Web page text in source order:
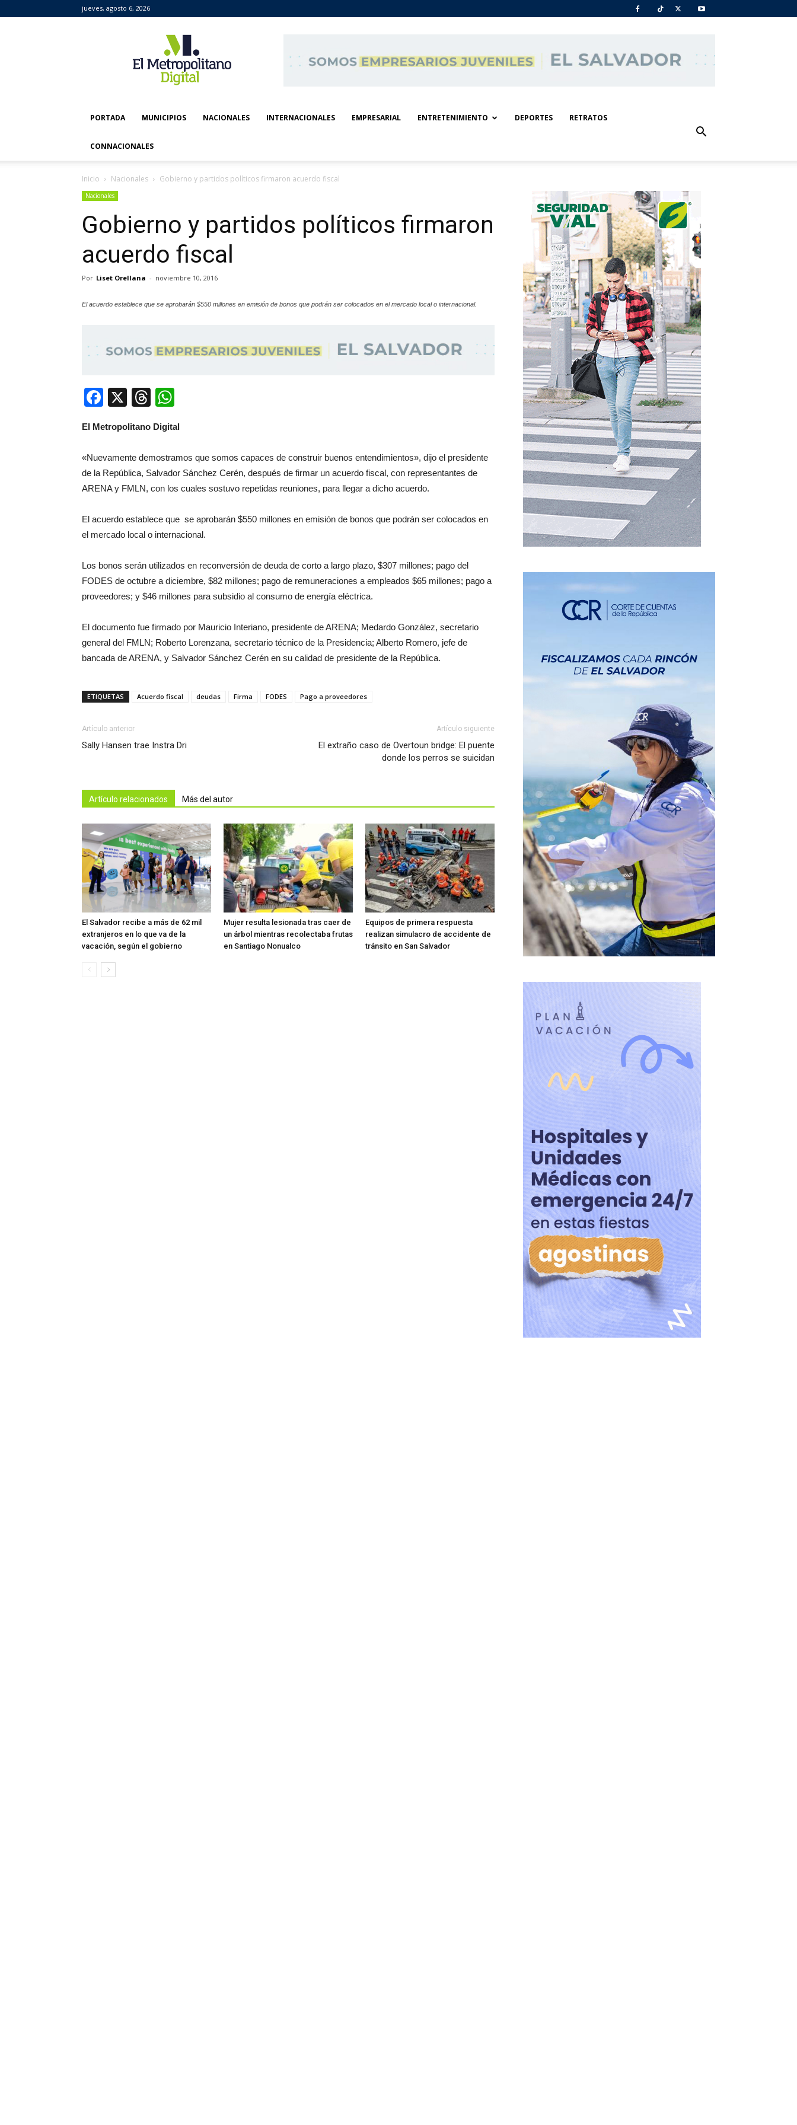
jueves, agosto 6, 2026
Metropolitano
Digital
PORTADA MUNICIPIOS NACIONALES INTERNACIONALES EMPRESARIAL ENTRETENIMIENTO DEPORTES RETRATOS
CONNACIONALES
Inicio Nacionales Gobierno y partidos políticos firmaron acuerdo fiscal
Nacionales
Gobierno y partidos políticos firmaron
acuerdo fiscal
Por Liset Orellana - noviembre 10, 2016
El acuerdo establece que se aprobarán $550 millones en emisión de bonos que podrán ser colocados en el mercado local o internacional.
Facebook
X Threads
El Metropolitano Digital
«Nuevamente demostramos que somos capaces de construir buenos entendimientos», dijo el presidente
de la República, Salvador Sánchez Cerén, después de firmar un acuerdo fiscal, con representantes de
ARENA y FMLN, con los cuales sostuvo repetidas reuniones, para llegar a dicho acuerdo.
El acuerdo establece que se aprobarán $550 millones en emisión de bonos que podrán ser colocados en
el mercado local o internacional.
Los bonos serán utilizados en reconversión de deuda de corto a largo plazo, $307 millones; pago del
FODES de octubre a diciembre, $82 millones; pago de remuneraciones a empleados $65 millones; pago a
proveedores; y $46 millones para subsidio al consumo de energía eléctrica.
El documento fue firmado por Mauricio Interiano, presidente de ARENA; Medardo González, secretario
general del FMLN; Roberto Lorenzana, secretario técnico de la Presidencia; Alberto Romero, jefe de
bancada de ARENA, y Salvador Sánchez Cerén en su calidad de presidente de la República.
ETIQUETAS Acuerdo fiscal deudas Firma FODES Pago a proveedores
Artículo anterior
Sally Hansen trae Instra Dri
Artículo siguiente
El extraño caso de Overtoun bridge: El puente
donde los perros se suicidan
Artículo relacionados Más del autor
El Salvador recibe a más de 62 mil
extranjeros en lo que va de la
vacación, según el gobierno
Mujer resulta lesionada tras caer de
un árbol mientras recolectaba frutas
en Santiago Nonualco
Equipos de primera respuesta
realizan simulacro de accidente de
tránsito en San Salvador